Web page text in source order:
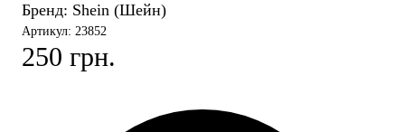
Бренд: Shein (Шейн)
Артикул: 23852
250 грн.